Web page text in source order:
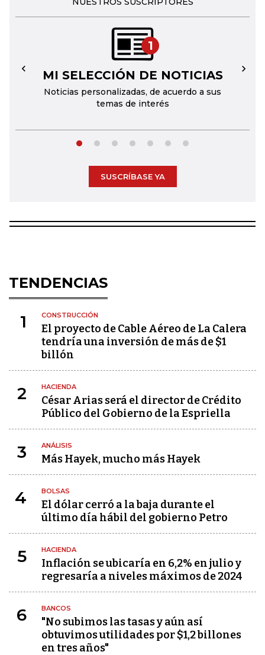
1
MI SELECCIÓN DE NOTICIAS
Noticias personalizadas, de acuerdo a sus
temas de interés
← →
SUSCRÍBASE YA
TENDENCIAS
1 CONSTRUCCIÓN
El proyecto de Cable Aéreo de La Calera
tendría una inversión de más de $1
billón
2 HACIENDA
César Arias será el director de Crédito
Público del Gobierno de la Espriella
3 ANÁLISIS
Más Hayek, mucho más Hayek
4 BOLSAS
El dólar cerró a la baja durante el
último día hábil del gobierno Petro
5 HACIENDA
Inflación se ubicaría en 6,2% en julio y
regresaría a niveles máximos de 2024
6 BANCOS
"No subimos las tasas y aún así
obtuvimos utilidades por $1,2 billones
en tres años"